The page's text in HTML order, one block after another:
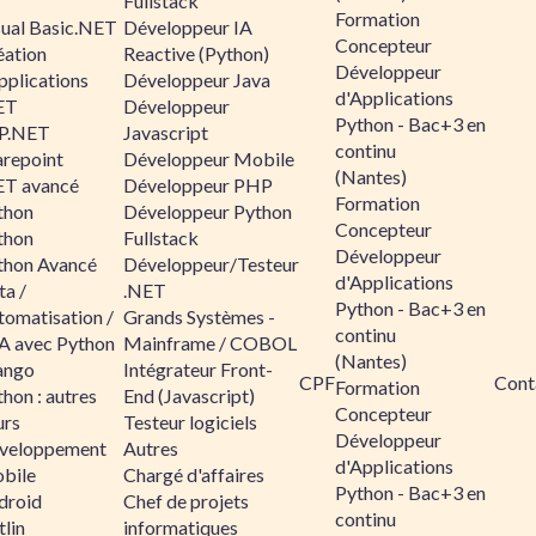
Basic.NET
avancé
Avancé
/
/
avec Python
: autres
Développeur IA
Reactive (Python)
Développeur Java
Développeur
Javascript
Développeur Mobile
Développeur PHP
Développeur Python
Fullstack
Développeur/Testeur
.NET
Grands Systèmes -
Mainframe / COBOL
Intégrateur Front-
End (Javascript)
Testeur logiciels
Autres
Chargé d'affaires
Chef de projets
informatiques
CPF
Formation
Concepteur
Développeur
d'Applications
Python - Bac+3 en
continu
(Nantes)
Formation
Concepteur
Développeur
d'Applications
Python - Bac+3 en
continu
(Nantes)
Formation
Concepteur
Développeur
d'Applications
Python - Bac+3 en
continu